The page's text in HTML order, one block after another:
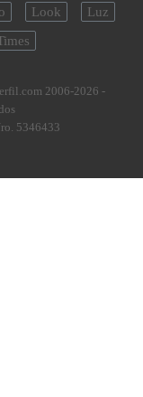
Look
Luz
2006-2026 -
5346433